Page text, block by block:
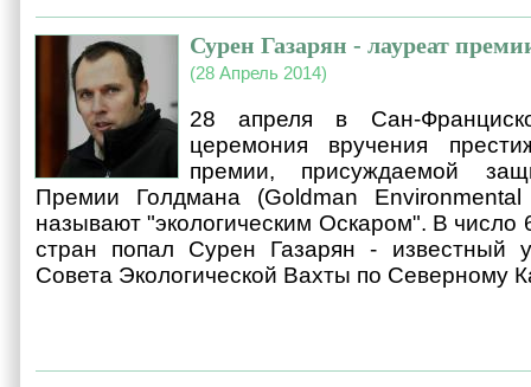
Сурен Газарян - лауреат
(28 Апрель 2014)
28 апреля в Сан-
церемония вручения
премии, присуждаемой
Премии Голдмана (Goldman
называют "экологическим Оскаром". В число
стран попал Сурен Газарян - известный
Совета Экологической Вахты по Северному